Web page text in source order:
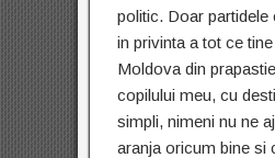
politic. Doar partidele
in privinta a tot ce
Moldova din
copilului meu, cu
simpli, nimeni nu ne
aranja oricum bine si